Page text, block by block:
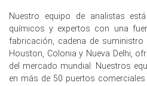
Una tasa de desempleo del
apoyó las renovaciones,
del consumidor en marzo de
La Pronóstico de Precio de
elevado en marzo de
interrupciones en la cadena de
Nuestro equipo de analistas
químicos y expertos con una
fabricación, cadena de
Houston, Colonia y Nueva Delhi,
del mercado mundial. Nuestros
en más de 50 puertos